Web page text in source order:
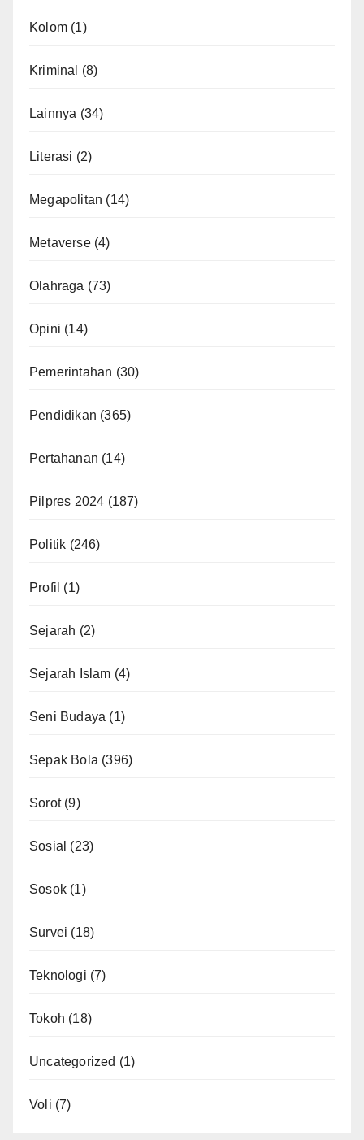
Kolom (1)
Kriminal (8)
Lainnya (34)
Literasi (2)
Megapolitan (14)
Metaverse(4)
Olahraga (73)
Opini (14)
Pemerintahan (30)
Pendidikan (365)
Pertahanan (14)
Pilpres 2024 (187)
Politik (246)
Profil (1)
Sejarah (2)
Sejarah Islam (4)
Seni Budaya (1)
Sepak Bola (396)
Sorot(9)
Sosial (23)
Sosok (1)
Survei (18)
Teknologi (7)
Tokoh (18)
Uncategorized (1)
Voli (7)